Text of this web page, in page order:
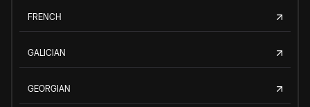
FRENCH
GALICIAN
GEORGIAN